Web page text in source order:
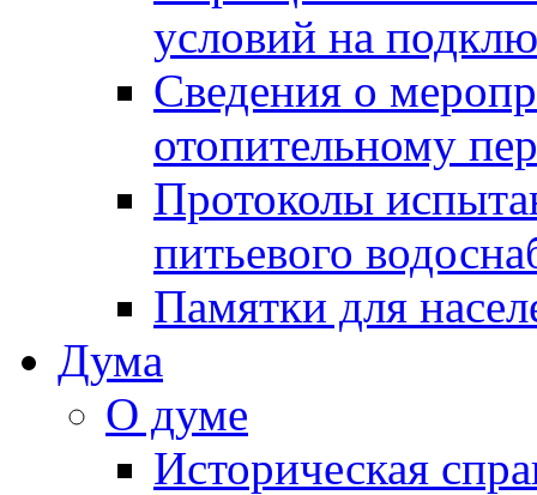
условий на
Сведения о
отопительному
Протоколы
питьевого
Памятки для
Дума
О думе
Историческая